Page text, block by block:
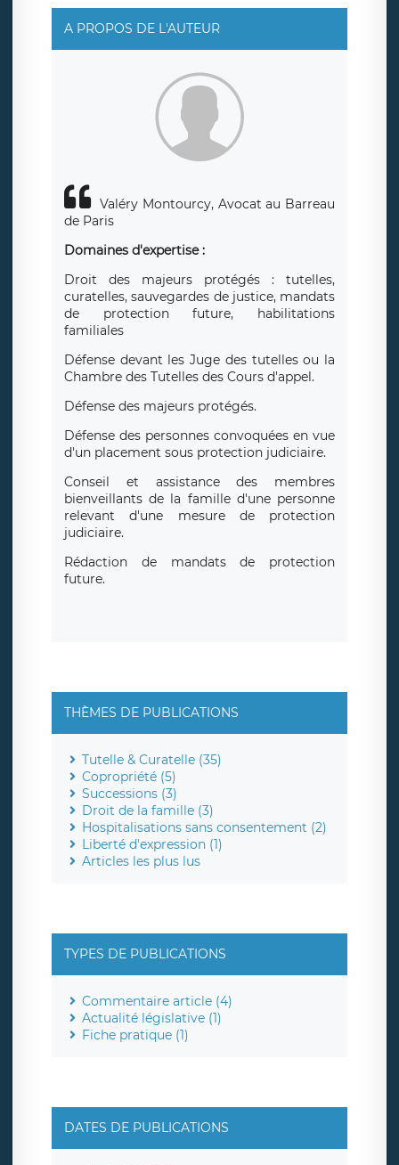
A PROPOS DE L'AUTEUR
Valéry Montourcy, Avocat au Barreau
de Paris
Domaines d'expertise :
Droit des majeurs protégés : tutelles,
curatelles, sauvegardes de justice, mandats
de protection future, habilitations
familiales
Défense devant les Juge des tutelles ou la
Chambre des Tutelles des Cours d'appel.
Défense des majeurs protégés.
Défense des personnes convoquées en vue
d'un placement sous protection judiciaire.
Conseil et assistance des membres
bienveillants de la famille d'une personne
relevant d'une mesure de protection
judiciaire.
Rédaction de mandats de protection
future.
THÈMES DE PUBLICATIONS
Tutelle & Curatelle (35)
Copropriété (5)
Successions (3)
Droit de la famille (3)
Hospitalisations sans consentement (2)
Liberté d'expression (1)
Articles les plus lus
TYPES DE PUBLICATIONS
Commentaire article (4)
Actualité législative (1)
Fiche pratique (1)
DATES DE PUBLICATIONS